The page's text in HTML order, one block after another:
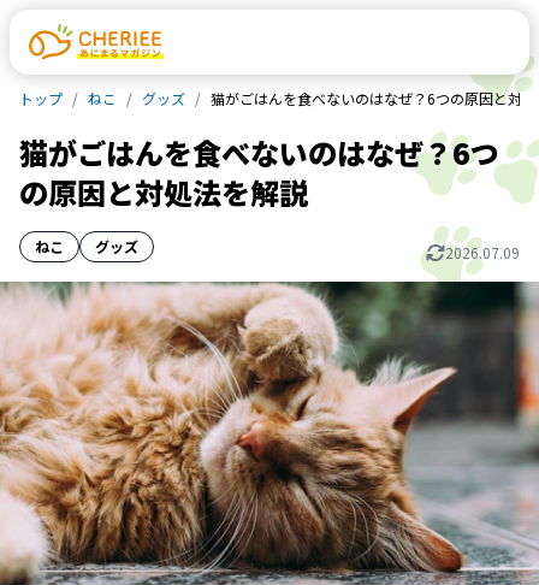
トップ ねこ グッズ 猫がごはんを食べないのはなぜ？6つの原因と対
猫がごはんを食べないのはなぜ？6つ
の原因と対処法を解説
ねこ グッズ 2026.07.09